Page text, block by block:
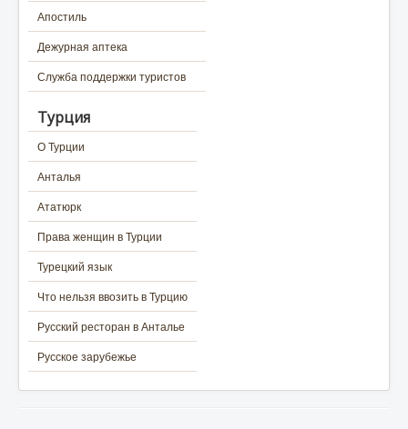
Апостиль
Дежурная аптека
Служба поддержки туристов
Турция
О Турции
Анталья
Ататюрк
Права женщин в Турции
Турецкий язык
Что нельзя ввозить в Турцию
Русский ресторан в Анталье
Русское зарубежье